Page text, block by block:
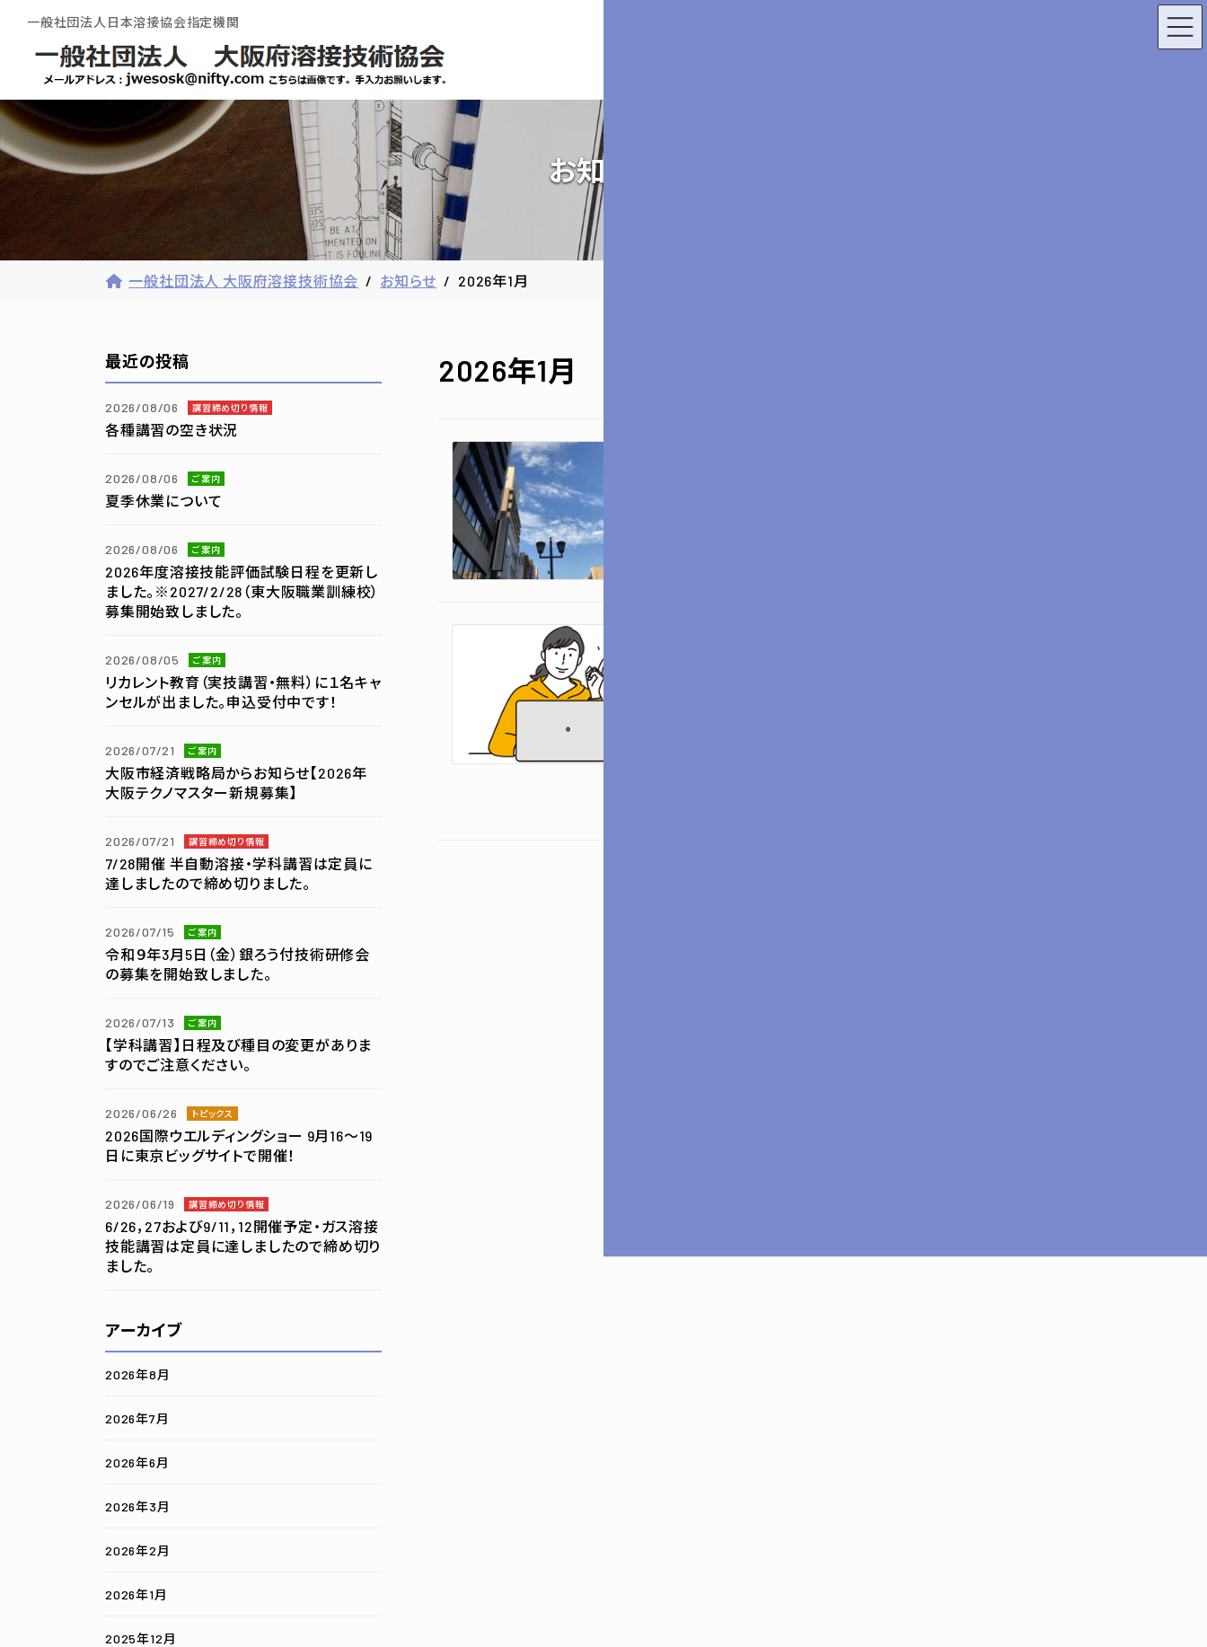
ツ
へ
ス
キ
シ
ョ
ン
に
一般社団法人日本溶接協会指定機関
お知らせ
一般社団法人 大阪府溶接技術協会 お知らせ 2026年1月
2026年1月
最近の投稿
2026/08/06 講習締め切り情報
各種講習の空き状況
2026/08/06 ご案内
夏季休業について
2026/08/06 ご案内
2026年度溶接技能評価試験日程を更新し
ました。※2027/2/28（東大阪職業訓練校）
募集開始致しました。
2026/08/05 ご案内
リカレント教育（実技講習・無料）に１名キャ
ンセルが出ました。申込受付中です！
2026/07/21 ご案内
大阪市経済戦略局からお知らせ【2026年
大阪テクノマスター新規募集】
2026/07/21 講習締め切り情報
7/28開催 半自動溶接・学科講習は定員に
達しましたので締め切りました。
2026/07/15 ご案内
令和９年3月5日（金）銀ろう付技術研修会
の募集を開始致しました。
2026/07/13 ご案内
【学科講習】日程及び種目の変更がありま
すのでご注意ください。
2026/06/26 トピックス
2026国際ウエルディングショー 9月16～19
日に東京ビッグサイトで開催！
2026/06/19 講習締め切り情報
6/26，27および9/11，12開催予定・ガス溶接
技能講習は定員に達しましたので締め切り
ました。
アーカイブ
2026年8月
2026年7月
2026年6月
2026年3月
2026年2月
2026年1月
2025年12月